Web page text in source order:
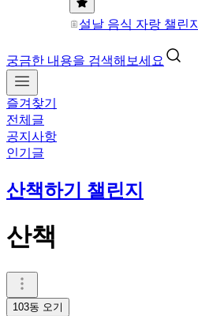
설날 음식 자랑 챌린지
궁금한 내용을 검색해보세요
즐겨찾기
전체글
공지사항
인기글
산책하기 챌린지
산책
103동 오기